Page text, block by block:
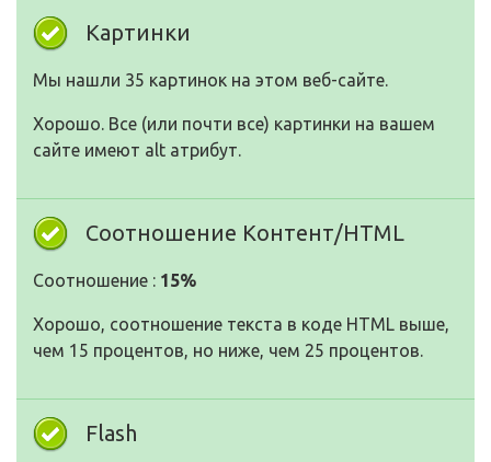
Картинки
Мы нашли 35 картинок на этом веб-сайте.
Хорошо. Все (или почти все) картинки на вашем
сайте имеют alt атрибут.
Соотношение Контент/HTML
Соотношение : 15%
Хорошо, соотношение текста в коде HTML выше,
чем 15 процентов, но ниже, чем 25 процентов.
Flash